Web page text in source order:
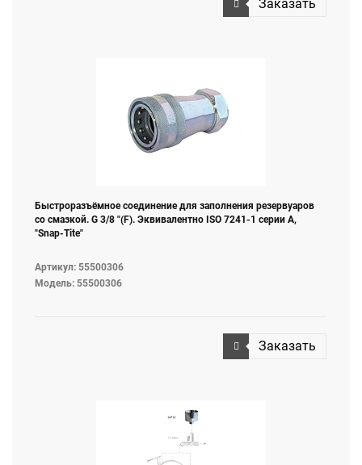
Заказать
Быстроразъёмное соединение для заполнения резервуаров
со смазкой. G 3/8 "(F). Эквивалентно ISO 7241-1 серии А,
"Snap-Tite"
Артикул: 55500306
Модель: 55500306
Заказать